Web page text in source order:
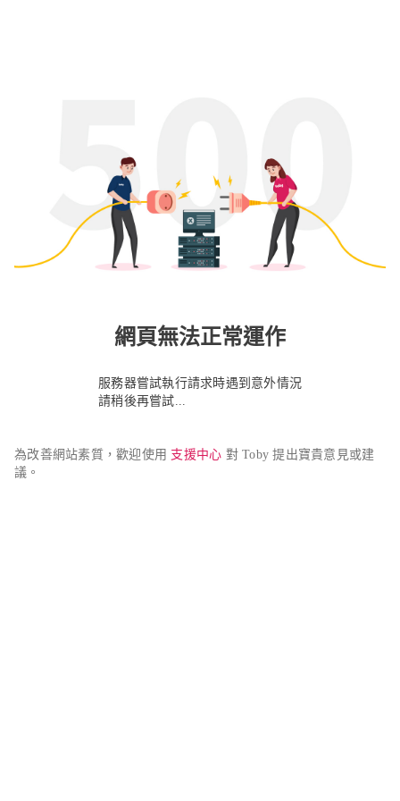
網頁無法正常運作
服務器嘗試執行請求時遇到意外情況
請稍後再嘗試...
為改善網站素質，歡迎使用 支援中心 對 Toby 提出寶貴意見或建
議。